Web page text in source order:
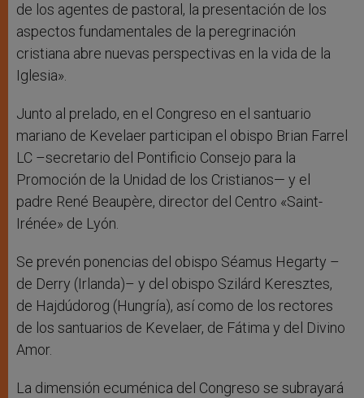
de los agentes de pastoral, la presentación de los
aspectos fundamentales de la peregrinación
cristiana abre nuevas perspectivas en la vida de la
Iglesia».
Junto al prelado, en el Congreso en el santuario
mariano de Kevelaer participan el obispo Brian Farrel
LC –secretario del Pontificio Consejo para la
Promoción de la Unidad de los Cristianos— y el
padre René Beaupère, director del Centro «Saint-
Irénée» de Lyón.
Se prevén ponencias del obispo Séamus Hegarty –
de Derry (Irlanda)– y del obispo Szilárd Keresztes,
de Hajdúdorog (Hungría), así como de los rectores
de los santuarios de Kevelaer, de Fátima y del Divino
Amor.
La dimensión ecuménica del Congreso se subrayará